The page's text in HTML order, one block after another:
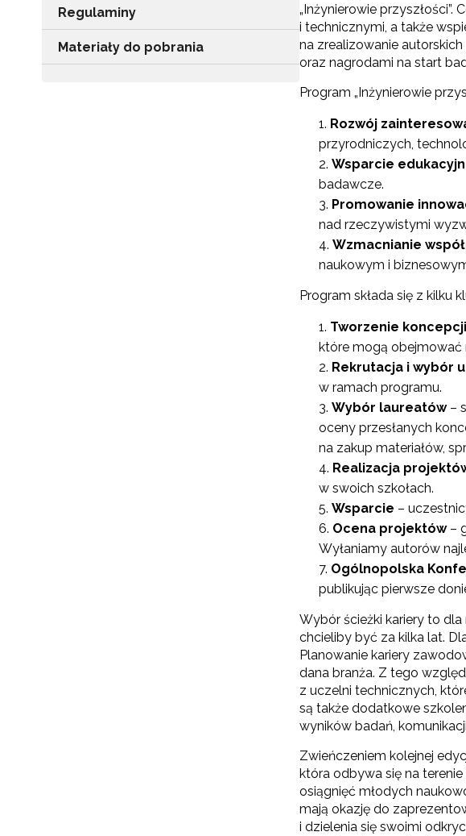
Regulaminy
Materiały do pobrania
„Inżynierowie
i technicznymi, a także
na zrealizowanie
oraz nagrodami na start
Program „Inżynierowie
Rozwój
przyrodniczych,
Wsparcie
badawcze.
Promowanie
nad rzeczywistymi
Wzmacnianie
naukowym i
Program składa się z kilku
Tworzenie
które mogą obejmować
Rekrutacja i wybór
w ramach programu.
Wybór laureatów–
oceny przesłanych
na zakup materiałów,
Realizacja
w swoich szkołach.
Wsparcie –
Ocena projektów–
Wyłaniamy autorów
Ogólnopolska
publikując pierwsze
Wybór ścieżki kariery to
chcieliby być za kilka lat.
Planowanie kariery
dana branża. Z tego
z uczelni technicznych,
są także dodatkowe
wyników badań,
Zwieńczeniem kolejnej
która odbywa się na
osiągnięć młodych
mają okazję do
i dzielenia się swoimi
Newsletter
o szkoleniach i
Adres e-mail: